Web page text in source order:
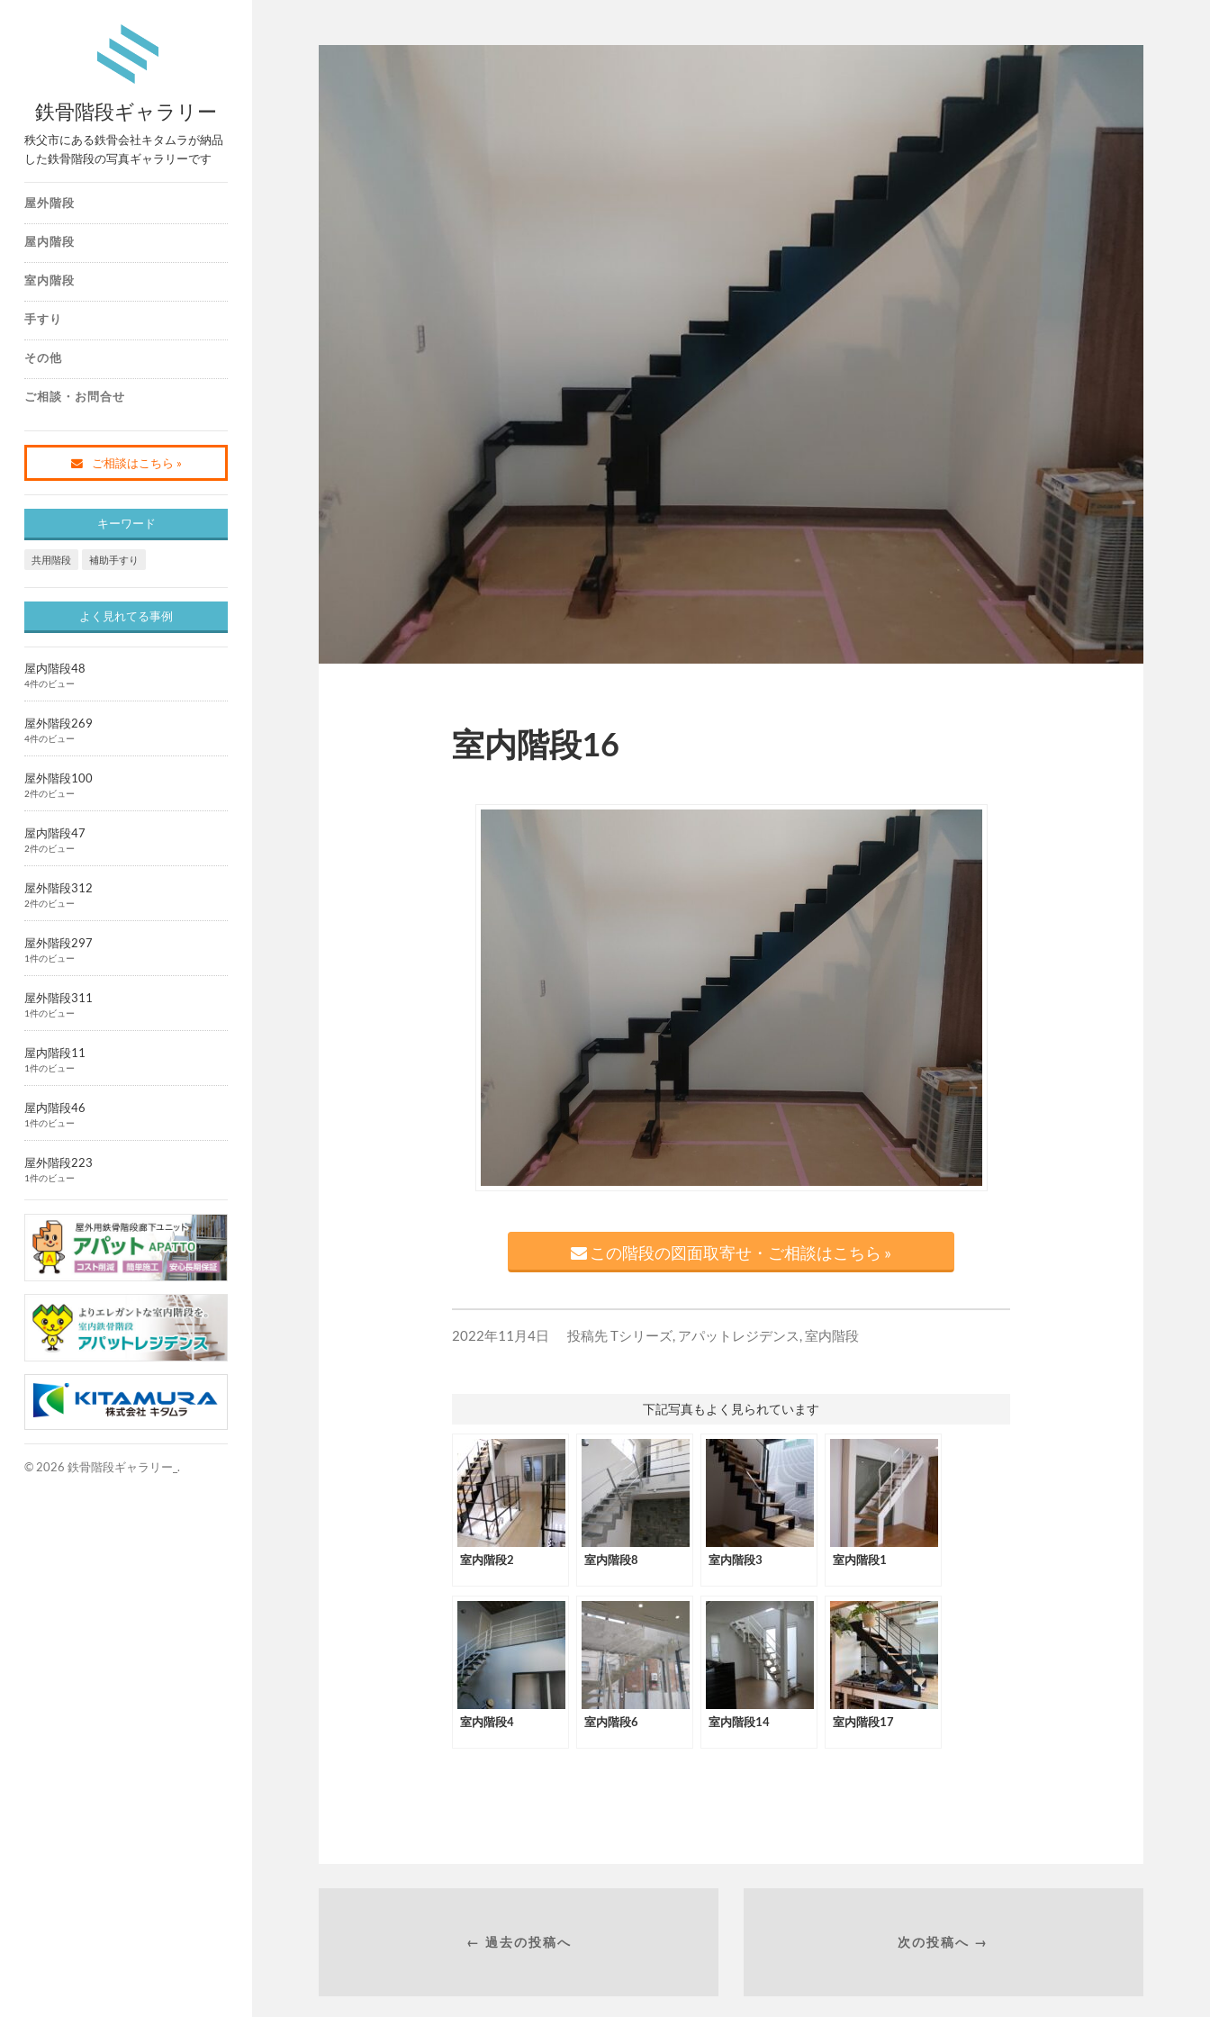
鉄骨階段ギャラリー
秩父市にある鉄骨会社キタムラが納品
した鉄骨階段の写真ギャラリーです
屋外階段
屋内階段
室内階段
手すり
その他
ご相談・お問合せ
ご相談はこちら »
キーワード
共用階段 補助手すり
よく見れてる事例
屋内階段48
4件のビュー
屋外階段269
4件のビュー
屋外階段100
2件のビュー
屋内階段47
2件のビュー
屋外階段312
2件のビュー
屋外階段297
1件のビュー
屋外階段311
1件のビュー
屋内階段11
1件のビュー
屋内階段46
1件のビュー
屋外階段223
1件のビュー
© 2026 鉄骨階段ギャラリー_ .
室内階段16
この階段の図面取寄せ・ご相談はこちら »
2022年11月4日 投稿先Tシリーズ, アパットレジデンス ,室内階段
下記写真もよく見られています
室内階段2 室内階段8 室内階段3 室内階段1
室内階段4 室内階段6 室内階段14 室内階段17
← 過去の投稿へ 次の投稿へ →